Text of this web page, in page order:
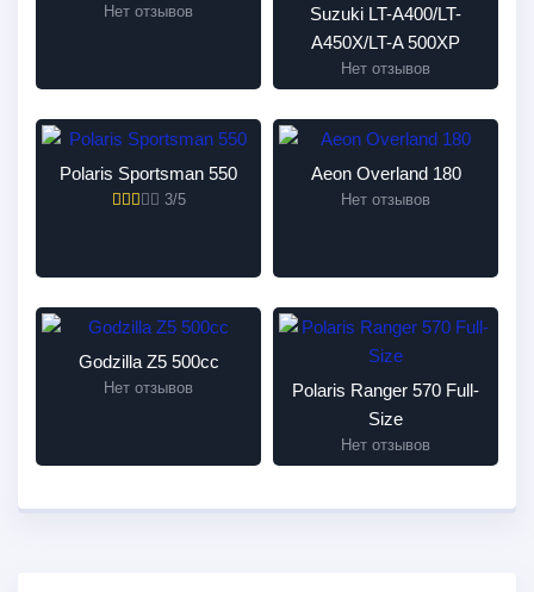
Нет отзывов
Suzuki LT-A400/LT-
A450Х/LT-A 500XP
Нет отзывов
Polaris Sportsman 550
3/5
Aeon Overland 180
Нет отзывов
Godzilla Z5 500cc
Нет отзывов
Polaris Ranger 570 Full-
Size
Нет отзывов